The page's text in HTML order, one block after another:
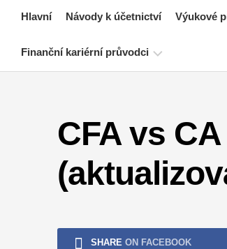
Hlavní Návody k účetnictví Výukové
Finanční kariérní průvodci
certifikaci
financí
Návody
finančnímu
CFA vs
SHARE ON FACEBOOK